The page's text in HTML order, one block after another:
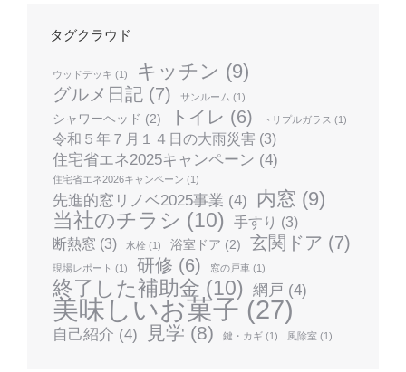
タグクラウド
ウッドデッキ (1) キッチン (9)
グルメ日記 (7) サンルーム (1)
シャワーヘッド (2) トイレ (6) トリプルガラス (1)
令和５年７月１４日の大雨災害 (3)
住宅省エネ2025キャンペーン (4)
住宅省エネ2026キャンペーン (1)
先進的窓リノベ2025事業 (4) 内窓 (9)
当社のチラシ (10) 手すり (3)
断熱窓 (3) 水栓 (1) 浴室ドア (2) 玄関ドア (7)
現場レポート (1) 研修 (6) 窓の戸車 (1)
終了した補助金 (10) 網戸 (4)
美味しいお菓子(27)
自己紹介 (4) 見学 (8) 鍵・カギ (1) 風除室 (1)